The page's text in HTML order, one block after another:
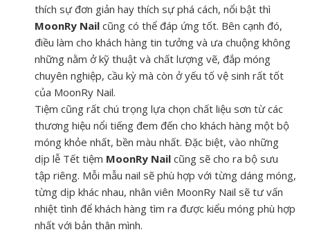
thích sự đơn giản hay thích sự phá cách, nổi bật thì
MoonRy Nail cũng có thể đáp ứng tốt. Bên cạnh đó,
điều làm cho khách hàng tin tưởng và ưa chuộng không
những nằm ở kỹ thuật và chất lượng vẽ, đắp móng
chuyên nghiệp, cầu kỳ mà còn ở yếu tố vệ sinh rất tốt
của MoonRy Nail.
Tiệm cũng rất chú trọng lựa chọn chất liệu sơn từ các
thương hiệu nổi tiếng đem đến cho khách hàng một bộ
móng khỏe nhất, bền màu nhất. Đặc biệt, vào những
dịp lễ Tết tiệm MoonRy Nail cũng sẽ cho ra bộ sưu
tập riêng. Mỗi mẫu nail sẽ phù hợp với từng dáng móng,
từng dịp khác nhau, nhân viên MoonRy Nail sẽ tư vấn
nhiệt tình để khách hàng tìm ra được kiểu móng phù hợp
nhất với bản thân mình.